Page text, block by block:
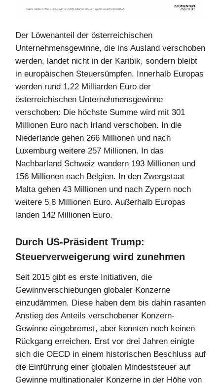
Der Löwenanteil der österreichischen
Unternehmensgewinne, die ins Ausland verschoben
werden, landet nicht in der Karibik, sondern bleibt
in europäischen Steuersümpfen. Innerhalb Europas
werden rund 1,22 Milliarden Euro der
österreichischen Unternehmensgewinne
verschoben: Die höchste Summe wird mit 301
Millionen Euro nach Irland verschoben. In die
Niederlande gehen 266 Millionen und nach
Luxemburg weitere 257 Millionen. In das
Nachbarland Schweiz wandern 193 Millionen und
156 Millionen nach Belgien. In den Zwergstaat
Malta gehen 43 Millionen und nach Zypern noch
weitere 5,8 Millionen Euro. Außerhalb Europas
landen 142 Millionen Euro.
Durch US-Präsident Trump:
Steuerverweigerung wird zunehmen
Seit 2015 gibt es erste Initiativen, die
Gewinnverschiebungen globaler Konzerne
einzudämmen. Diese haben dem bis dahin rasanten
Anstieg des Anteils verschobener Konzern-
Gewinne eingebremst, aber konnten noch keinen
Rückgang erreichen. Erst vor drei Jahren einigte
sich die OECD in einem historischen Beschluss auf
die Einführung einer globalen Mindeststeuer auf
Gewinne multinationaler Konzerne in der Höhe von